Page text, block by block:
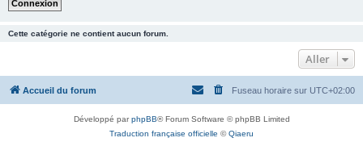
Cette catégorie ne contient aucun forum.
Aller
Accueil du forum Fuseau horaire sur UTC+02:00
Développé parphpBB® Forum Software © phpBB Limited
Traduction française officielle ©Qiaeru